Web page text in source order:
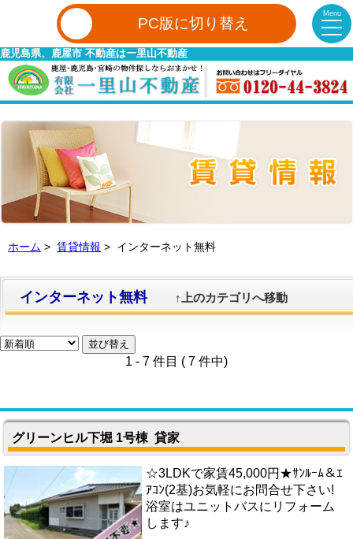
Menu
PC版に切り替え
鹿児島県、鹿屋市 不動産は一里山不動産
ホーム > 賃貸情報 > インターネット無料
インターネット無料 ↑上のカテゴリへ移動
1 - 7 件目 ( 7 件中)
グリーンヒル下堀 1号棟 貸家
☆3LDKで家賃45,000円★ｻﾝﾙｰﾑ＆ｴ
ｱｺﾝ(2基)お気軽にお問合せ下さい!
浴室はユニットバスにリフォーム
します♪